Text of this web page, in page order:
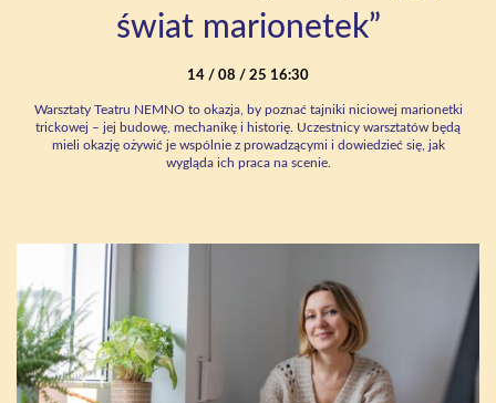
świat marionetek”
14 / 08 / 25 16:30
Warsztaty Teatru NEMNO to okazja, by poznać tajniki niciowej marionetki
trickowej – jej budowę, mechanikę i historię. Uczestnicy warsztatów będą
mieli okazję ożywić je wspólnie z prowadzącymi i dowiedzieć się, jak
wygląda ich praca na scenie.